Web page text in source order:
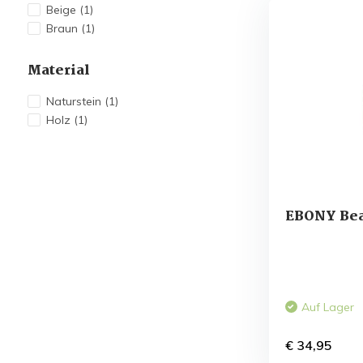
Beige (1)
Braun (1)
Material
Naturstein (1)
Holz (1)
EBONY
Auf Lager
€ 34,95